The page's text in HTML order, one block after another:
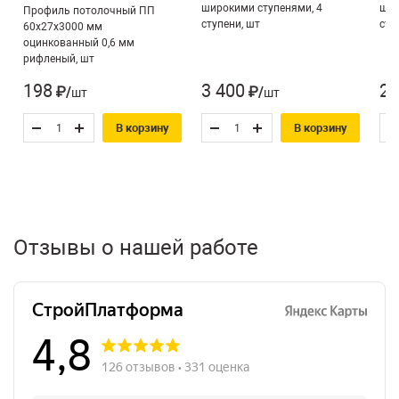
Профиль потолочный ПП
60х27х3000 мм
оцинкованный 0,6 мм
рифленый, шт
198 ₽/шт
В корзину
широкими ступенями, 4
ступени, шт
3 400 ₽/шт
В корзину
2
Отзывы о нашей работе